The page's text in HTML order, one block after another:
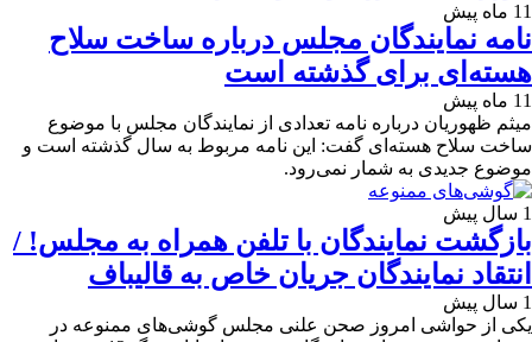
11 ماه پیش
نامه نمایندگان مجلس درباره ساخت سلاح
هسته‌ای برای گذشته است
11 ماه پیش
میثم ظهوریان درباره نامه تعدادی از نمایندگان مجلس با موضوع
ساخت سلاح هسته‌ای گفت: این نامه مربوط به سال گذشته است و
موضوع جدیدی به شمار نمی‌رود.
1 سال پیش
بازگشت نمایندگان با تلفن همراه به مجلس! /
انتقاد نمایندگان جریان خاص به قالیباف
1 سال پیش
یکی از حواشی امروز صحن علنی مجلس گوشی‌های ممنوعه در